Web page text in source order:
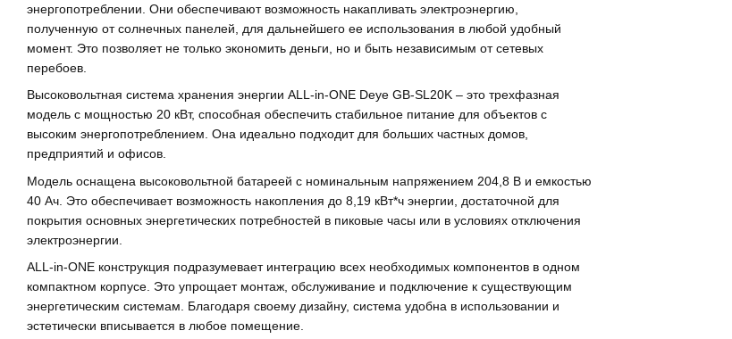
энергопотреблении. Они обеспечивают возможность накапливать электроэнергию,
полученную от солнечных панелей, для дальнейшего ее использования в любой удобный
момент. Это позволяет не только экономить деньги, но и быть независимым от сетевых
перебоев.
Высоковольтная система хранения энергии ALL-in-ONE Deye GB-SL20K – это трехфазная
модель с мощностью 20 кВт, способная обеспечить стабильное питание для объектов с
высоким энергопотреблением. Она идеально подходит для больших частных домов,
предприятий и офисов.
Модель оснащена высоковольтной батареей с номинальным напряжением 204,8 В и емкостью
40 Ач. Это обеспечивает возможность накопления до 8,19 кВт*ч энергии, достаточной для
покрытия основных энергетических потребностей в пиковые часы или в условиях отключения
электроэнергии.
ALL-in-ONE конструкция подразумевает интеграцию всех необходимых компонентов в одном
компактном корпусе. Это упрощает монтаж, обслуживание и подключение к существующим
энергетическим системам. Благодаря своему дизайну, система удобна в использовании и
эстетически вписывается в любое помещение.